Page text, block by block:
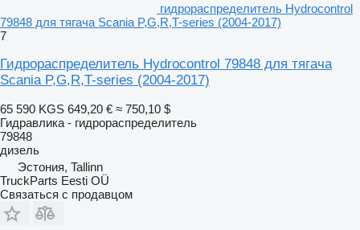
гидрораспределитель Hydrocontrol
79848 для тягача Scania P,G,R,T-series (2004-2017)
7
Гидрораспределитель Hydrocontrol 79848 для тягача
Scania P,G,R,T-series (2004-2017)
65 590 KGS 649,20 € ≈ 750,10 $
Гидравлика - гидрораспределитель
79848
дизель
Эстония, Tallinn
TruckParts Eesti OÜ
Связаться с продавцом